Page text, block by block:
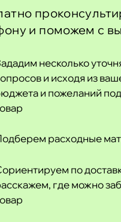
и поможем с
несколько
и исходя из
и пожеланий
расходные
по
где можно